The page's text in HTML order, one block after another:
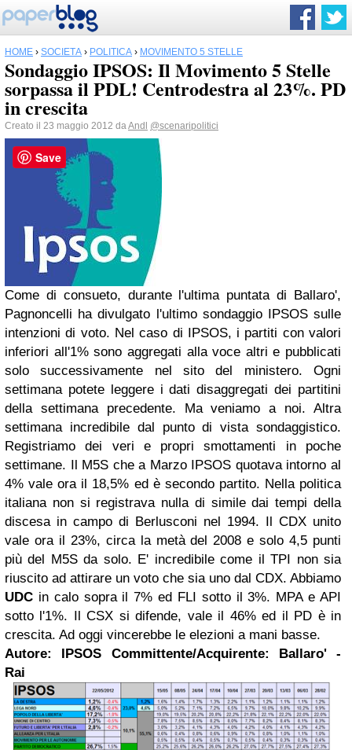
HOME › SOCIETÀ › POLITICA › MOVIMENTO 5 STELLE
Sondaggio IPSOS: Il Movimento 5 Stelle
sorpassa il PDL! Centrodestra al 23%. PD
in crescita
Creato il 23 maggio 2012 daAndl @scenaripolitici
Come di consueto, durante l'ultima puntata di Ballaro',
Pagnoncelli ha divulgato l'ultimo sondaggio IPSOS sulle
intenzioni di voto. Nel caso di IPSOS, i partiti con valori
inferiori all'1% sono aggregati alla voce altri e pubblicati
solo successivamente nel sito del ministero. Ogni
settimana potete leggere i dati disaggregati dei partitini
della settimana precedente.
Ma veniamo a noi. Altra
settimana incredibile dal punto di vista sondaggistico.
Registriamo dei veri e propri smottamenti in poche
settimane. Il M5S che a Marzo IPSOS quotava intorno al
4% vale ora il 18,5% ed è secondo partito. Nella politica
italiana non si registrava nulla di simile dai tempi della
discesa in campo di Berlusconi nel 1994. Il CDX unito
vale ora il 23%, circa la metà del 2008 e solo 4,5 punti
più del M5S da solo. E' incredibile come il TPI non sia
riuscito ad attirare un voto che sia uno dal CDX. Abbiamo
UDC in calo sopra il 7% ed FLI sotto il 3%. MPA e API
sotto l'1%. Il CSX si difende, vale il 46% ed il PD è in
crescita. Ad oggi vincerebbe le elezioni a mani basse.
Autore: IPSOS Committente/Acquirente: Ballaro' -
Rai
Save